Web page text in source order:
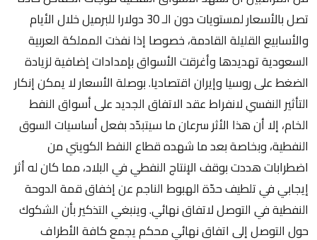
تصل بالأسعار لمستويات دون الـ 30 دولارا للبرميل خلال الأيام
والأسابيع القليلة القادمة، خصوصا إذا نفذت المملكة العربية
السعودية تهديدها وأغرقت الأسواق بإمدادات إضافية لزيادة
الضغط على روسيا وإيران اقتصاديا. بوصلة الأسعار لا يمكن إنكار
التأثير النفسي لانفراط عقد الاتفاق الجديد على أسواق النفط
الخام، إلا أن هذا الأثر سرعان ما سيتبدّد بفعل أساسيات السوق
النفطية، وبخاصة بعد ما شهده قطاع النفط الكويتي من
اضطرابات هددت بوقف الإنتاج النفطي في البلاد، مما كان له أثر
إيجابي في تلطيف حدّة الهبوط الناجم عن إخفاق قمة الدوحة
النفطية في التوصل لاتفاق نهائي. وينبغي التذكير بأن الشكوك
حول التوصل إلى اتفاق نهائي محكم يجمع كافة الأطراف